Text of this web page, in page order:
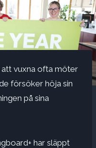
att vuxna ofta möter
försöker höja sin
på sina
har släppt